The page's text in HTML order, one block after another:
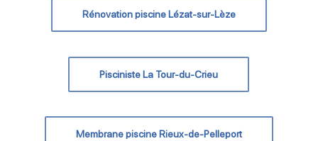
Rénovation piscine Lézat-sur-Lèze
Pisciniste La Tour-du-Crieu
Membrane piscine Rieux-de-Pelleport